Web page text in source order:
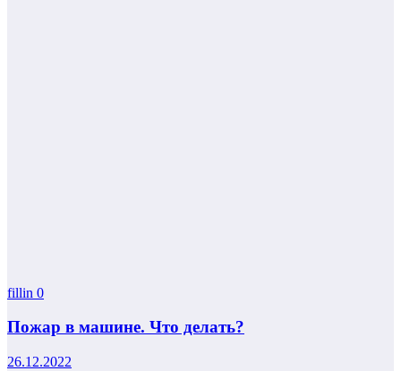
fillin 0
Пожар в машине. Что делать?
26.12.2022